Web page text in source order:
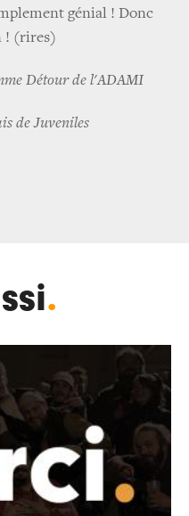
génial ! Donc
! (rires)
Détour de l'ADAMI
de Juveniles
.